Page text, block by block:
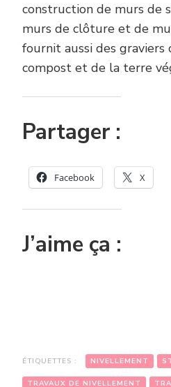
construction de murs de
murs de clôture et de
fournit aussi des graviers
compost et de la terre
Partager :
Facebook X
J’aime ça :
ÉTIQUETTES : NIVELLEMENT
TRAVAUX DE NIVELLEMENT